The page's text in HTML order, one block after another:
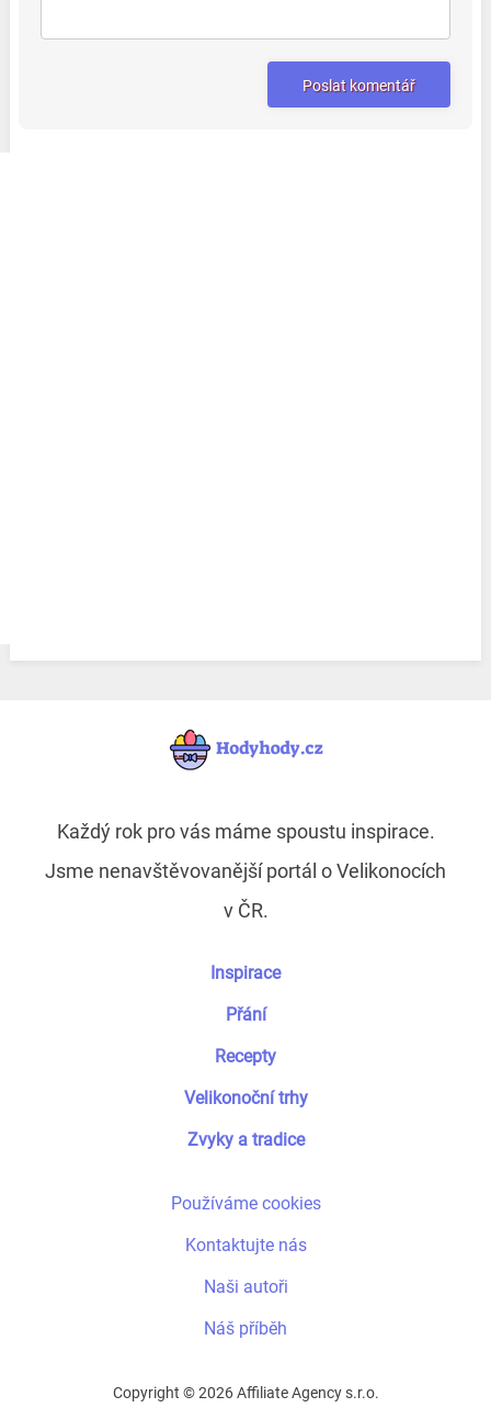
Každý rok pro vás máme spoustu inspirace.
Jsme nenavštěvovanější portál o Velikonocích
v ČR.
Inspirace
Přání
Recepty
Velikonoční trhy
Zvyky a tradice
Používáme cookies
Kontaktujte nás
Naši autoři
Náš příběh
Copyright © 2026 Affiliate Agency s.r.o.